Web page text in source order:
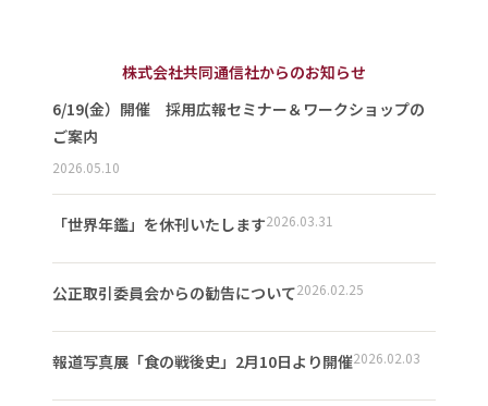
株式会社共同通信社からのお知らせ
6/19(金）開催 採用広報セミナー＆ワークショップの
ご案内
2026.05.10
「世界年鑑」を休刊いたします2026.03.31
公正取引委員会からの勧告について2026.02.25
報道写真展「食の戦後史」2月10日より開催2026.02.03